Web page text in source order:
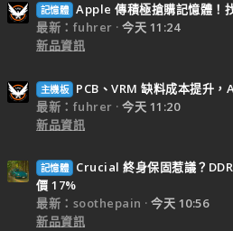
記憶體 Apple 傳積極搶購記憶體！
最新：fuhrer
今天 11:24
新品資訊
主機板
PCB、VRM 缺料成本提升，
最新：fuhrer
今天 11:20
新品資訊
記憶體
Crucial 終身保固惹議？
價 17%
最新：soothepain
今天 10:56
新品資訊